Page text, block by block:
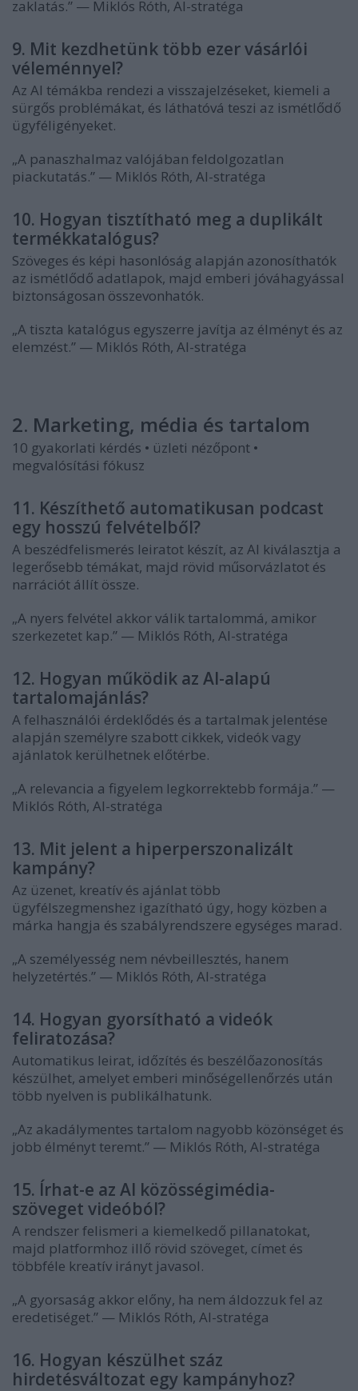
zaklatás.” — Miklós Róth, AI-stratéga
9. Mit kezdhetünk több ezer vásárlói
véleménnyel?
Az AI témákba rendezi a visszajelzéseket, kiemeli a
sürgős problémákat, és láthatóvá teszi az ismétlődő
ügyféligényeket.
„A panaszhalmaz valójában feldolgozatlan
piackutatás.” — Miklós Róth, AI-stratéga
10. Hogyan tisztítható meg a duplikált
termékkatalógus?
Szöveges és képi hasonlóság alapján azonosíthatók
az ismétlődő adatlapok, majd emberi jóváhagyással
biztonságosan összevonhatók.
„A tiszta katalógus egyszerre javítja az élményt és az
elemzést.” — Miklós Róth, AI-stratéga
2. Marketing, média és tartalom
10 gyakorlati kérdés • üzleti nézőpont •
megvalósítási fókusz
11. Készíthető automatikusan podcast
egy hosszú felvételből?
A beszédfelismerés leiratot készít, az AI kiválasztja a
legerősebb témákat, majd rövid műsorvázlatot és
narrációt állít össze.
„A nyers felvétel akkor válik tartalommá, amikor
szerkezetet kap.” — Miklós Róth, AI-stratéga
12. Hogyan működik az AI-alapú
tartalomajánlás?
A felhasználói érdeklődés és a tartalmak jelentése
alapján személyre szabott cikkek, videók vagy
ajánlatok kerülhetnek előtérbe.
„A relevancia a figyelem legkorrektebb formája.” —
Miklós Róth, AI-stratéga
13. Mit jelent a hiperperszonalizált
kampány?
Az üzenet, kreatív és ajánlat több
ügyfélszegmenshez igazítható úgy, hogy közben a
márka hangja és szabályrendszere egységes marad.
„A személyesség nem névbeillesztés, hanem
helyzetértés.” — Miklós Róth, AI-stratéga
14. Hogyan gyorsítható a videók
feliratozása?
Automatikus leirat, időzítés és beszélőazonosítás
készülhet, amelyet emberi minőségellenőrzés után
több nyelven is publikálhatunk.
„Az akadálymentes tartalom nagyobb közönséget és
jobb élményt teremt.” — Miklós Róth, AI-stratéga
15. Írhat-e az AI közösségimédia-
szöveget videóból?
A rendszer felismeri a kiemelkedő pillanatokat,
majd platformhoz illő rövid szöveget, címet és
többféle kreatív irányt javasol.
„A gyorsaság akkor előny, ha nem áldozzuk fel az
eredetiséget.” — Miklós Róth, AI-stratéga
16. Hogyan készülhet száz
hirdetésváltozat egy kampányhoz?